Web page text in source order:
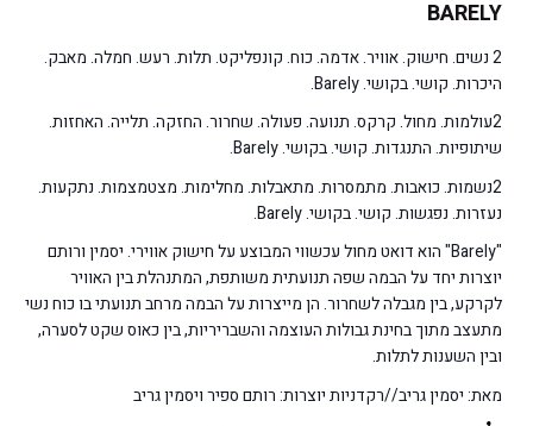
BARELY
2 נשים. חישוק. אוויר. אדמה. כוח. קונפליקט. תלות. רעש. חמלה. מאבק.
היכרות. קושי. בקושי. Barely.
2עולמות. מחול. קרקס. תנועה. פעולה. שחרור. החזקה. תלייה. האחזות.
שיתופיות. התנגדות. קושי. בקושי. Barely.
2נשמות. כואבות. מתמסרות. מתאבלות. מחלימות. מצטמצמות. נתקעות.
נעזרות. נפגשות. קושי. בקושי. Barely.
"Barely" הוא דואט מחול עכשווי המבוצע על חישוק אווירי. יסמין ורותם
יוצרות יחד על הבמה שפה תנועתית משותפת, המתנהלת בין האוויר
לקרקע, בין מגבלה לשחרור. הן מייצרות על הבמה מרחב תנועתי בו כוח נשי
מתעצב מתוך בחינת גבולות העוצמה והשבריריות, בין כאוס שקט לסערה,
ובין השענות לתלות.
מאת: יסמין גריב//רקדניות יוצרות: רותם ספיר ויסמין גריב